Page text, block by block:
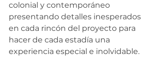
colonial y contemporáneo
presentando detalles inesperados
en cada rincón del proyecto para
hacer de cada estadía una
experiencia especial e inolvidable.